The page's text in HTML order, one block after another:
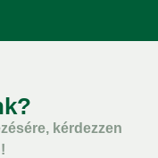
kérdezzen